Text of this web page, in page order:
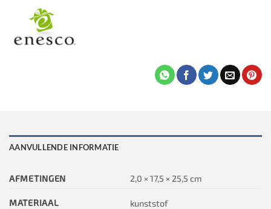
AANVULLENDE INFORMATIE
AFMETINGEN 2,0 × 17,5 × 25,5 cm
MATERIAAL kunststof